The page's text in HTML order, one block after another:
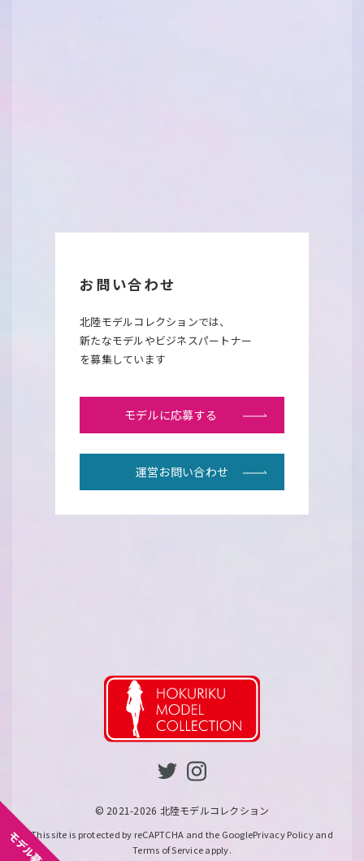
お問い合わせ
北陸モデルコレクションでは、
新たなモデルやビジネスパートナー
を募集しています
モデルに応募する
運営お問い合わせ
© 2021-2026 北陸モデルコレクション
This site is protected by reCAPTCHA and the GooglePrivacy Policyand
Terms of Serviceapply.